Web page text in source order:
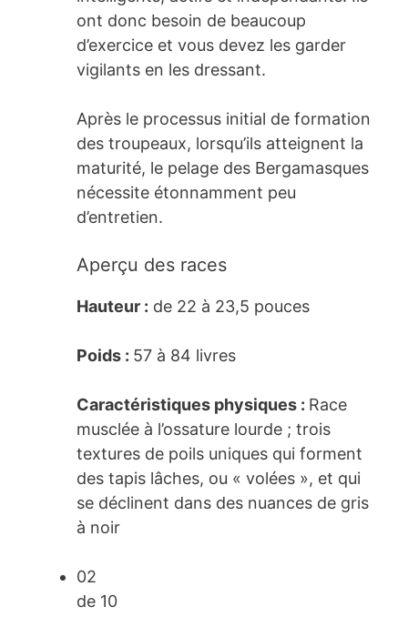
ont donc besoin de beaucoup
d’exercice et vous devez les garder
vigilants en les dressant.
Après le processus initial de formation
des troupeaux, lorsqu’ils atteignent la
maturité, le pelage des Bergamasques
nécessite étonnamment peu
d’entretien.
Aperçu des races
Hauteur : de 22 à 23,5 pouces
Poids : 57 à 84 livres
Caractéristiques physiques : Race
musclée à l’ossature lourde ; trois
textures de poils uniques qui forment
des tapis lâches, ou « volées », et qui
se déclinent dans des nuances de gris
à noir
02
de 10